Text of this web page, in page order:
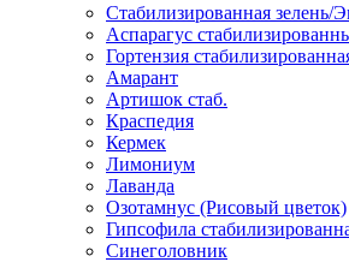
Стабилизированная зелень/
Аспарагус
Гортензия
Амарант
Артишок стаб.
Краспедия
Кермек
Лимониум
Лаванда
Озотамнус (Рисовый цветок)
Гипсофила
Синеголовник